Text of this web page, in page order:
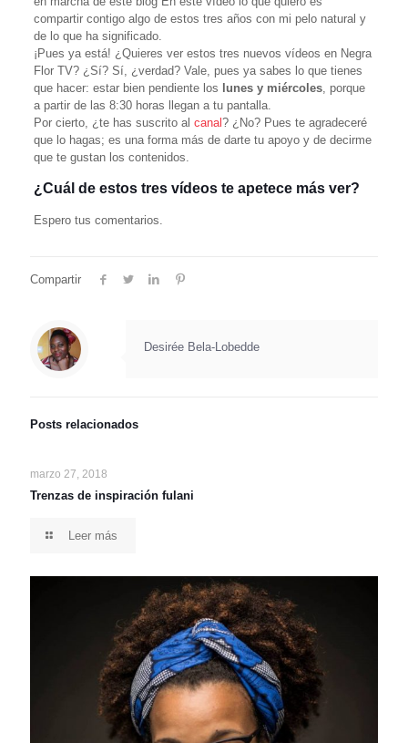
compartir contigo algo de estos tres años con mi pelo natural y
de lo que ha significado.
¡Pues ya está! ¿Quieres ver estos tres nuevos vídeos en Negra
Flor TV? ¿Sí? Sí, ¿verdad? Vale, pues ya sabes lo que tienes
que hacer: estar bien pendiente los lunes y miércoles, porque
a partir de las 8:30 horas llegan a tu pantalla.
Por cierto, ¿te has suscrito al canal ? ¿No? Pues te agradeceré
que lo hagas; es una forma más de darte tu apoyo y de decirme
que te gustan los contenidos.
¿Cuál de estos tres vídeos te apetece más ver?
Espero tus comentarios.
Compartir
Desirée Bela-Lobedde
Posts relacionados
marzo 27, 2018
Trenzas de inspiración fulani
Leer más